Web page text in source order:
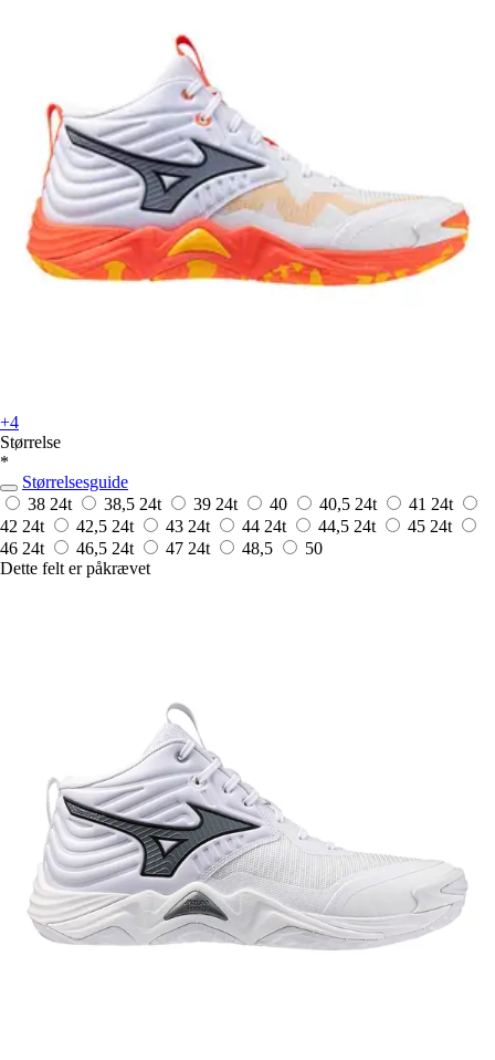
+4
Størrelse
*
Størrelsesguide
38 24t 38,5 24t 39 24t 40 40,5 24t 41 24t
42 24t 42,5 24t 43 24t 44 24t 44,5 24t 45 24t
46 24t 46,5 24t 47 24t 48,5
50
Dette felt er påkrævet